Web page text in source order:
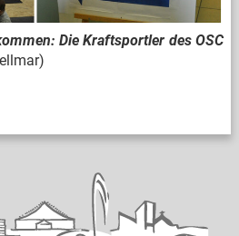
Die Kraftsportler des OSC